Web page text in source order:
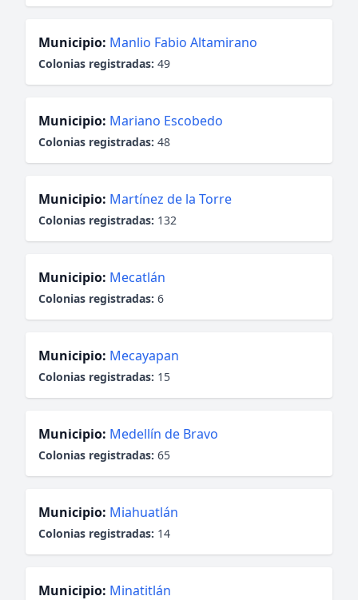
Municipio: Manlio Fabio Altamirano
Colonias registradas: 49
Municipio: Mariano Escobedo
Colonias registradas: 48
Municipio: Martínez de la Torre
Colonias registradas: 132
Municipio: Mecatlán
Colonias registradas: 6
Municipio: Mecayapan
Colonias registradas: 15
Municipio: Medellín de Bravo
Colonias registradas: 65
Municipio: Miahuatlán
Colonias registradas: 14
Municipio: Minatitlán